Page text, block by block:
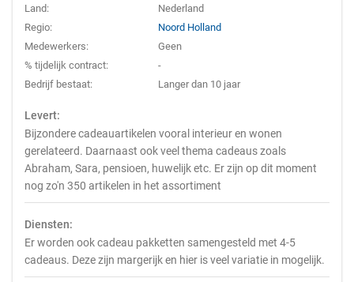
Land:
Nederland
Regio:
Noord Holland
Medewerkers:
Geen
% tijdelijk contract:
-
Bedrijf bestaat:
Langer dan 10 jaar
Levert:
Bijzondere cadeauartikelen vooral interieur en wonen
gerelateerd. Daarnaast ook veel thema cadeaus zoals
Abraham, Sara, pensioen, huwelijk etc. Er zijn op dit moment
nog zo'n 350 artikelen in het assortiment
Diensten:
Er worden ook cadeau pakketten samengesteld met 4-5
cadeaus. Deze zijn margerijk en hier is veel variatie in mogelijk.